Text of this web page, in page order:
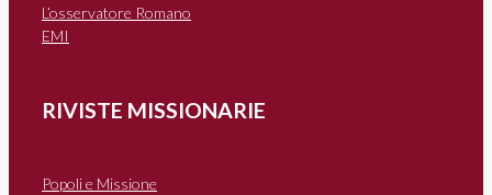
L’osservatore Romano
EMI
RIVISTE MISSIONARIE
Popoli e Missione